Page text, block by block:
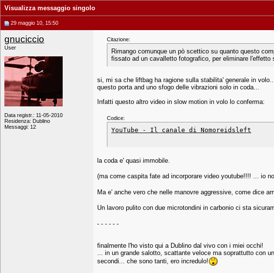
Visualizza messaggio singolo
29 maggio 10, 15:50
gnuciccio
User
Data registr.: 11-05-2010
Residenza: Dublino
Messaggi: 12
Citazione:
Rimango comunque un pò scettico su quanto questo
fissato ad un cavalletto fotografico, per eliminare
si, mi sa che liftbag ha ragione sulla stabilita' generale in
questo porta and uno sfogo delle vibrazioni solo in coda...
Infatti questo altro video in slow motion in volo lo conferma:
Codice:
YouTube - Il canale di Nomoreidsleft
la coda e' quasi immobile.
(ma come caspita fate ad incorporare video youtube!!!! ... io
Ma e' anche vero che nelle manovre aggressive, come dice
Un lavoro pulito con due microtondini in carbonio ci sta
- - - - - -
finalmente l'ho visto qui a Dublino dal vivo con i miei occhi!
... in un grande salotto, scattante veloce ma soprattutto con
secondi... che sono tanti, ero incredulo!